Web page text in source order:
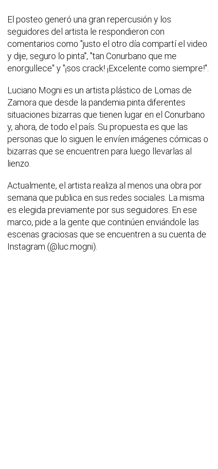
El posteo generó una gran repercusión y los
seguidores del artista le respondieron con
comentarios como "justo el otro día compartí el video
y dije, seguro lo pinta", "tan Conurbano que me
enorgullece" y "¡sos crack! ¡Excelente como siempre!".
Luciano Mogni es un artista plástico de Lomas de
Zamora que desde la pandemia pinta diferentes
situaciones bizarras que tienen lugar en el Conurbano
y, ahora, de todo el país. Su propuesta es que las
personas que lo siguen le envíen imágenes cómicas o
bizarras que se encuentren para luego llevarlas al
lienzo.
Actualmente, el artista realiza al menos una obra por
semana que publica en sus redes sociales. La misma
es elegida previamente por sus seguidores. En ese
marco, pide a la gente que continúen enviándole las
escenas graciosas que se encuentren a su cuenta de
Instagram (@luc.mogni).